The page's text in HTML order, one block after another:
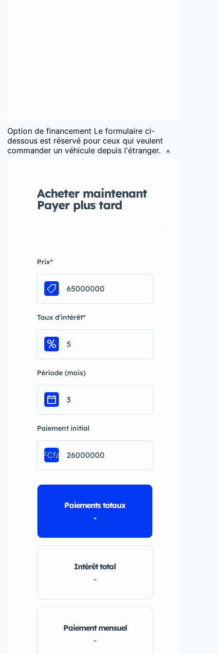
Option de financement Le formulaire ci-
dessous est réservé pour ceux qui veulent
commander un véhicule depuis l'étranger.
×
Acheter maintenant
Payer plus tard
Prix*
Taux d'intérêt*
Période (mois)
Paiement initial
FCfa
Paiement mensuel
-
Intérêt total
-
Paiements totaux
-